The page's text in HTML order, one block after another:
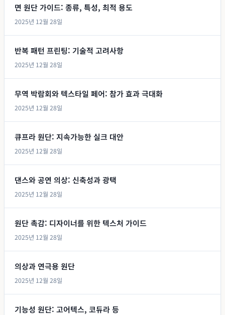
면 원단 가이드: 종류, 특성, 최적 용도
2025년 12월 28일
반복 패턴 프린팅: 기술적 고려사항
2025년 12월 28일
무역 박람회와 텍스타일 페어: 참가 효과 극대화
2025년 12월 28일
큐프라 원단: 지속가능한 실크 대안
2025년 12월 28일
댄스와 공연 의상: 신축성과 광택
2025년 12월 28일
원단 촉감: 디자이너를 위한 텍스처 가이드
2025년 12월 28일
의상과 연극용 원단
2025년 12월 28일
기능성 원단: 고어텍스, 코듀라 등